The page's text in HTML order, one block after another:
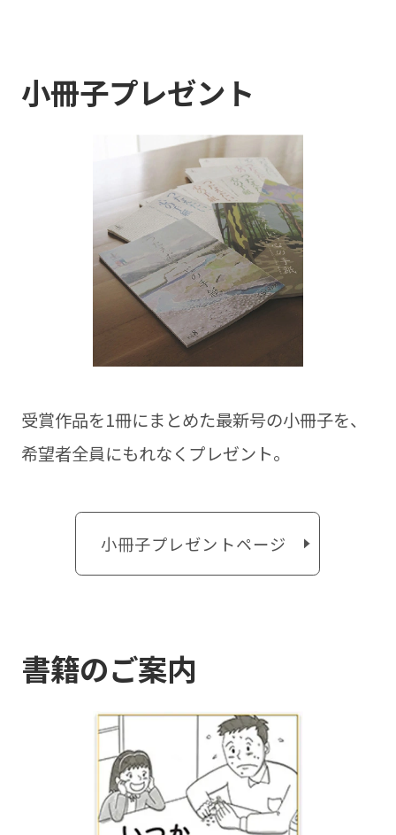
小冊子プレゼント
受賞作品を1冊にまとめた最新号の⼩冊⼦を、
希望者全員にもれなくプレゼント。
小冊子プレゼントページ
書籍のご案内